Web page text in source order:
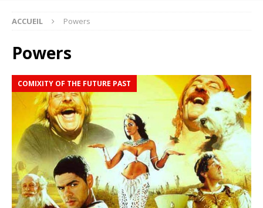
ACCUEIL Powers
Powers
COMIXITY OF THE FUTURE PAST